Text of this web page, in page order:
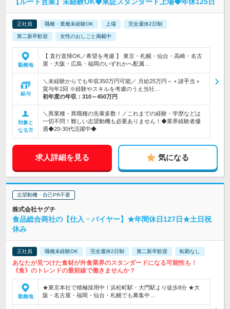
正社員 職種・業種未経験OK 上場 完全週休2日制
第二新卒歓迎 女性のおしごと掲載中
勤務地
【 直行直帰OK／希望を考慮 】 東京・札幌・仙台・高崎・名古
屋・大阪・広島・福岡のいずれかへ配属…
給与
＼未経験からでも年収350万円可能／ 月給25万円～＋諸手当＋
賞与年2回 ※経験やスキルを考慮のうえ当社…
初年度の年収： 310～450万円
対象と
なる方
＼異業種・異職種の先輩多数！／これまでの経験・学歴などは
一切不問！難しい志望動機も必要ありません！◆業界経験者優
遇◆20-30代活躍中◆
求人詳細を見る 気になる
志望動機・自己PR不要
株式会社ヤグチ
食品総合商社の【仕入・バイヤー】★年間休日127日★土日祝
休み
正社員 職種未経験OK 完全週休2日制 第二新卒歓迎 転勤なし
あなたが見つけた食材が外食業界のスタンダードになる可能性も！
《食》のトレンドの最前線で働きませんか？
勤務地
★東京本社で積極採用中！浜松町駅・大門駅より徒歩8分 ★大
阪・名古屋・福岡・仙台・札幌でも募集中…